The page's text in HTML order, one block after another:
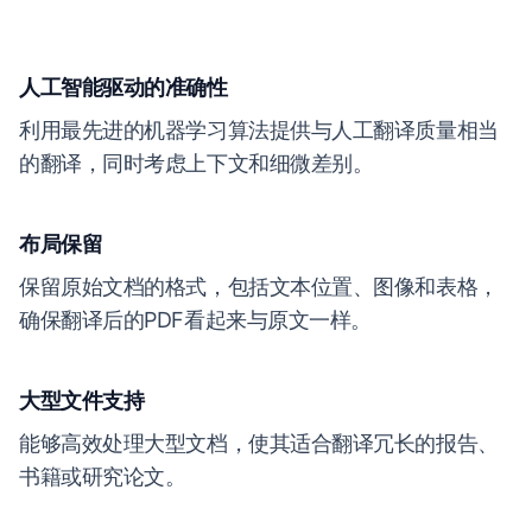
人工智能驱动的准确性
利用最先进的机器学习算法提供与人工翻译质量相当
的翻译，同时考虑上下文和细微差别。
布局保留
保留原始文档的格式，包括文本位置、图像和表格，
确保翻译后的PDF看起来与原文一样。
大型文件支持
能够高效处理大型文档，使其适合翻译冗长的报告、
书籍或研究论文。